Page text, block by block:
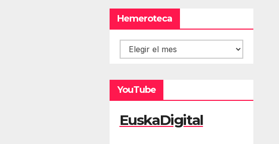
Hemeroteca
Hemeroteca
YouTube
EuskaDigital